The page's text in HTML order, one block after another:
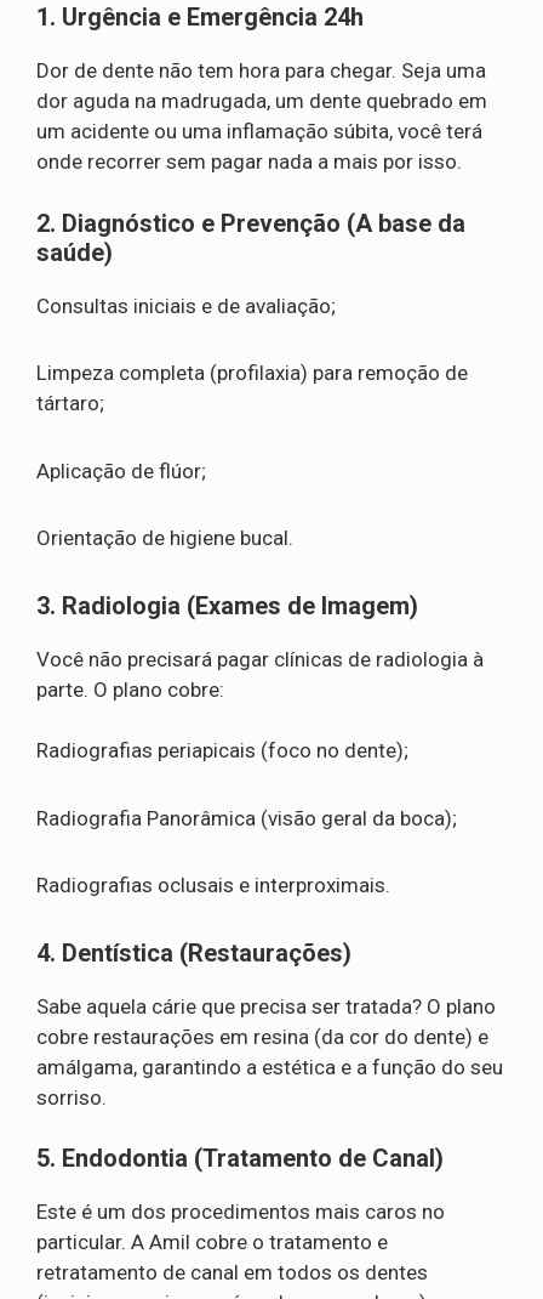
1. Urgência e Emergência 24h
Dor de dente não tem hora para chegar. Seja uma
dor aguda na madrugada, um dente quebrado em
um acidente ou uma inflamação súbita, você terá
onde recorrer sem pagar nada a mais por isso.
2. Diagnóstico e Prevenção (A base da
saúde)
Consultas iniciais e de avaliação;
Limpeza completa (profilaxia) para remoção de
tártaro;
Aplicação de flúor;
Orientação de higiene bucal.
3. Radiologia (Exames de Imagem)
Você não precisará pagar clínicas de radiologia à
parte. O plano cobre:
Radiografias periapicais (foco no dente);
Radiografia Panorâmica (visão geral da boca);
Radiografias oclusais e interproximais.
4. Dentística (Restaurações)
Sabe aquela cárie que precisa ser tratada? O plano
cobre restaurações em resina (da cor do dente) e
amálgama, garantindo a estética e a função do seu
sorriso.
5. Endodontia (Tratamento de Canal)
Este é um dos procedimentos mais caros no
particular. A Amil cobre o tratamento e
retratamento de canal em todos os dentes